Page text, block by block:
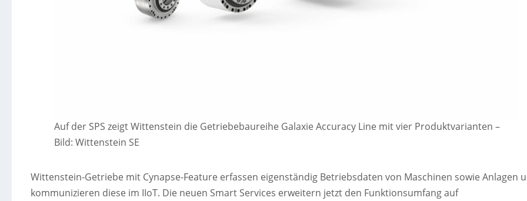
Auf der SPS zeigt Wittenstein die Getriebebaureihe Galaxie Accuracy Line mit vier Produktvarianten–
Bild: Wittenstein SE
Wittenstein-Getriebe mit Cynapse-Feature erfassen eigenständig Betriebsdaten von Maschinen sowie Anlagen
kommunizieren diese im IIoT. Die neuen Smart Services erweitern jetzt den Funktionsumfang auf